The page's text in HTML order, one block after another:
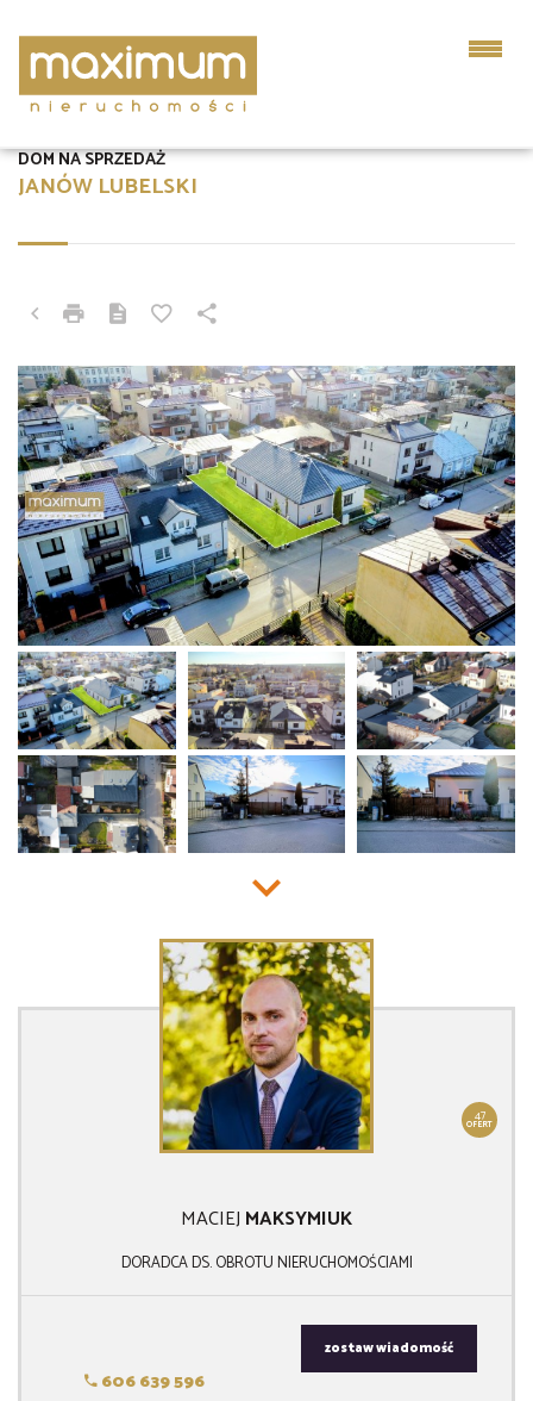
JANÓW LUBELSKI
DOM NA SPRZEDAŻ
47
OFERT
MACIEJ MAKSYMIUK
DORADCA DS. OBROTU NIERUCHOMOŚCIAMI
606 639 596
zostaw wiadomość